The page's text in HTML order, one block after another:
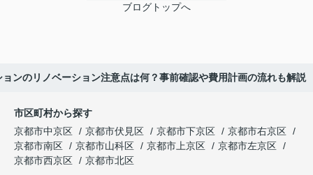
ブログトップへ
ョンのリノベーション注意点は何？事前確認や費用計画の流れも解説
市区町村から探す
京都市中京区
京都市伏見区 京都市下京区
京都市右京区
京都市南区
京都市山科区 京都市上京区
京都市左京区
京都市西京区
京都市北区